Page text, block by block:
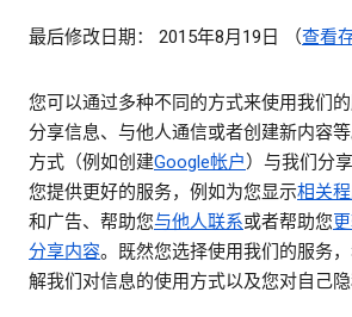
最后修改日期： 2015年8月19日 （查看
您可以通过多种不同的方式来使用我们
分享信息、与他人通信或者创建新内容
方式（例如创建Google帐户）与我们分
您提供更好的服务，例如为您显示相关
和广告、帮助您与他人联系或者帮助您
分享内容。既然您选择使用我们的服务
解我们对信息的使用方式以及您对自己隐